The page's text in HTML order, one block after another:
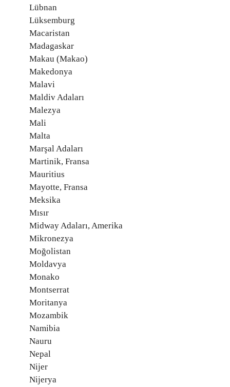
Lübnan
Lüksemburg
Macaristan
Madagaskar
Makau (Makao)
Makedonya
Malavi
Maldiv Adaları
Malezya
Mali
Malta
Marşal Adaları
Martinik, Fransa
Mauritius
Mayotte, Fransa
Meksika
Mısır
Midway Adaları, Amerika
Mikronezya
Moğolistan
Moldavya
Monako
Montserrat
Moritanya
Mozambik
Namibia
Nauru
Nepal
Nijer
Nijerya